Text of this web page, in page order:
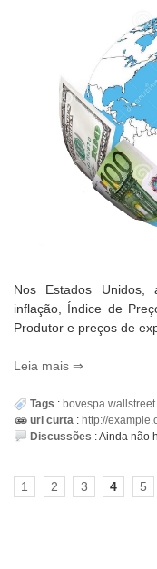
Nos Estados
inflação, Índice de
Produtor e preços de
Leia mais
Tags : bovespa wallstreet
url curta : http://
Discussões :Ainda não
1 2 3 4 5